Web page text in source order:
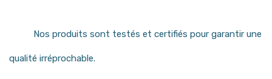
Nos produits sont testés et certifiés pour garantir une
qualité irréprochable.